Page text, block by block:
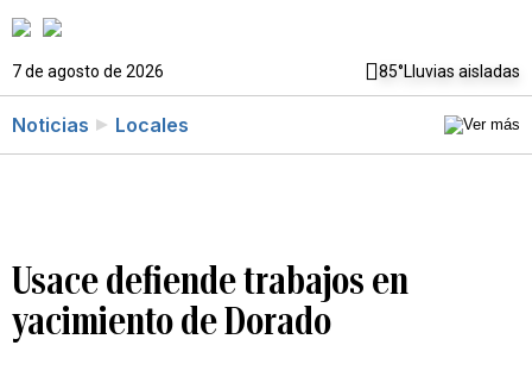
7 de agosto de 2026 85°Lluvias aisladas
Noticias Locales
Usace defiende trabajos en
yacimiento de Dorado